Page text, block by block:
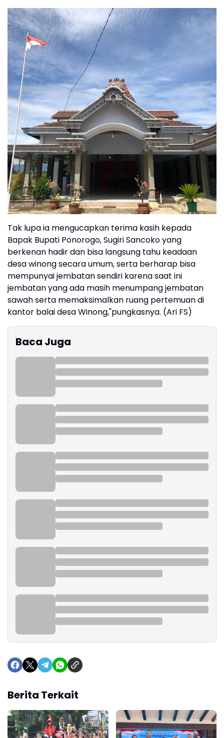
Tak lupa ia mengucapkan terima kasih kepada
Bapak Bupati Ponorogo, Sugiri Sancoko yang
berkenan hadir dan bisa langsung tahu keadaan
desa winong secara umum, serta berharap bisa
mempunyai jembatan sendiri karena saat ini
jembatan yang ada masih menumpang jembatan
sawah serta memaksimalkan ruang pertemuan di
kantor balai desa Winong,"pungkasnya. (Ari FS)
Baca Juga
Berita Terkait